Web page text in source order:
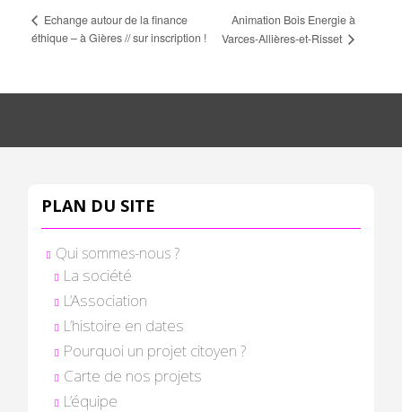
Echange autour de la finance
éthique – à Gières // sur inscription !
Animation Bois Energie à
Varces-Allières-et-Risset
PLAN DU SITE
Qui sommes-nous ?
La société
L’Association
L’histoire en dates
Pourquoi un projet citoyen ?
Carte de nos projets
L’équipe